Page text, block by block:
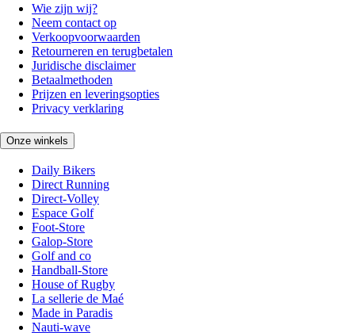
Wie zijn wij?
Neem contact op
Verkoopvoorwaarden
Retourneren en terugbetalen
Juridische disclaimer
Betaalmethoden
Prijzen en leveringsopties
Privacy verklaring
Onze winkels
Daily Bikers
Direct Running
Direct-Volley
Espace Golf
Foot-Store
Galop-Store
Golf and co
Handball-Store
House of Rugby
La sellerie de Maé
Made in Paradis
Nauti-wave